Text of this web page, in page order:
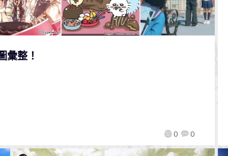
整！
0 0